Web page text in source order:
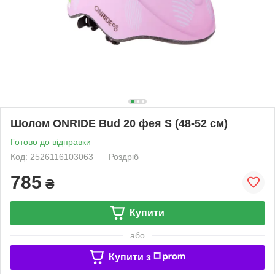
Шолом ONRIDE Bud 20 фея S (48-52 см)
Готово до відправки
Код: 2526116103063
Роздріб
785 ₴
Купити
або
Купити з